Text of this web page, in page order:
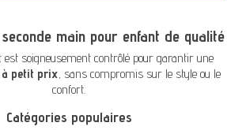
main pour enfant de qualité
est soigneusement contrôlé pour garantir une
petit prix, sans compromis sur le style ou le
confort.
Catégories populaires